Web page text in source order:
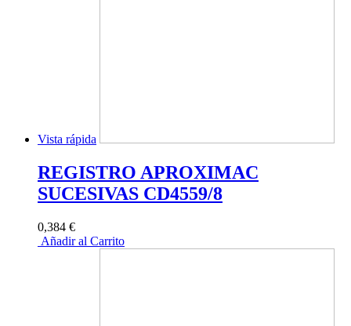
Vista rápida
REGISTRO APROXIMAC
SUCESIVAS CD4559/8
0,384 €
Añadir al Carrito